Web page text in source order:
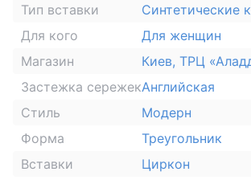
Тип вставки
Синтетические
Для кого
Для женщин
Магазин
Киев, ТРЦ
Застежка сережекАнглийская
Стиль
Модерн
Форма
Треугольник
Вставки
Циркон